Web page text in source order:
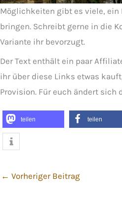
Möglichkeiten gibt es viele, ein
bringen. Schreibt gerne in die
Variante ihr bevorzugt.
Der Text enthält ein paar
ihr über diese Links etwas
Provision. Für euch ändert sich
teilen teilen
← Vorheriger Beitrag